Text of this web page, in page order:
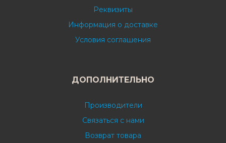
Реквизиты
Информация о доставке
Условия соглашения
ДОПОЛНИТЕЛЬНО
Производители
Связаться с нами
Возврат товара